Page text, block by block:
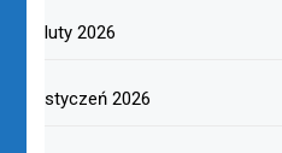
luty 2026
styczeń 2026